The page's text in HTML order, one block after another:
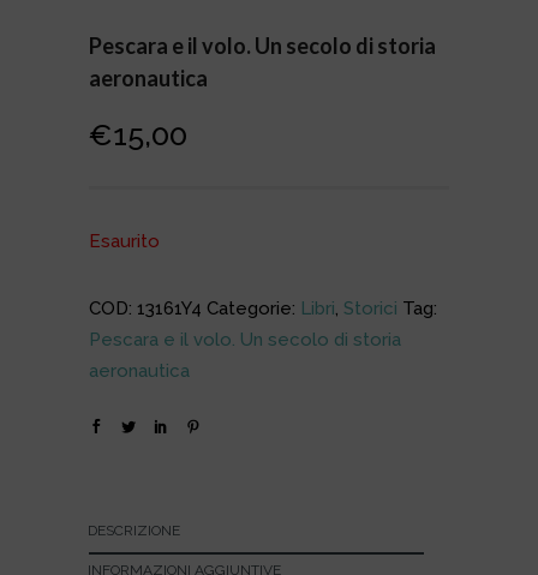
Pescara e il volo. Un secolo di storia
aeronautica
€15,00
Esaurito
COD: 13161Y4 Categorie: Libri, Storici Tag:
Pescara e il volo. Un secolo di storia
aeronautica
DESCRIZIONE
INFORMAZIONI AGGIUNTIVE